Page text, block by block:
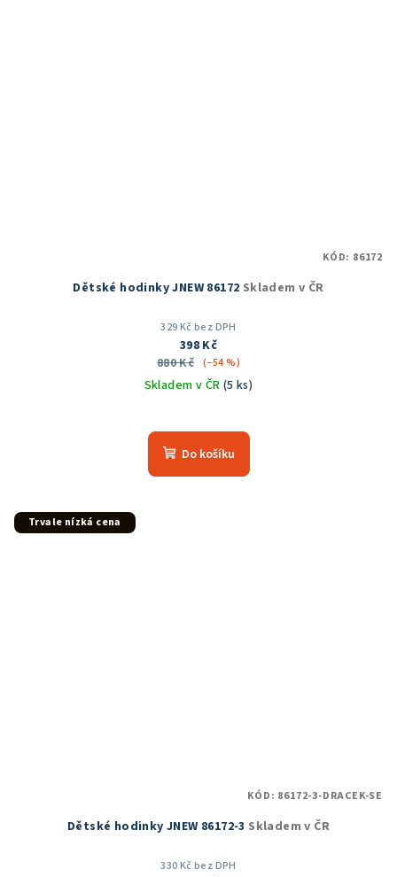
Dětské hodinky JNEW 86172 Skladem v ČR
329 Kč bez DPH
398 Kč
880 Kč (–54 %)
Skladem v ČR (5 ks)
Do košíku
KÓD: 86172
Trvale nízká cena
Dětské hodinky JNEW 86172-3 Skladem v ČR
330 Kč bez DPH
KÓD: 86172-3-DRACEK-SE